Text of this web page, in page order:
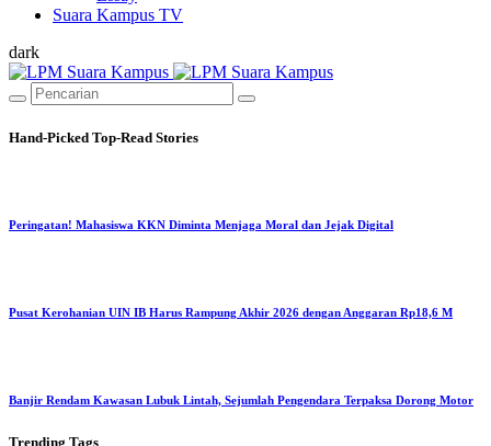
Suara Kampus TV
dark
Hand-Picked Top-Read Stories
Peringatan! Mahasiswa KKN Diminta Menjaga Moral dan Jejak Digital
Pusat Kerohanian UIN IB Harus Rampung Akhir 2026 dengan Anggaran Rp18,6 M
Banjir Rendam Kawasan Lubuk Lintah, Sejumlah Pengendara Terpaksa Dorong Motor
Trending Tags